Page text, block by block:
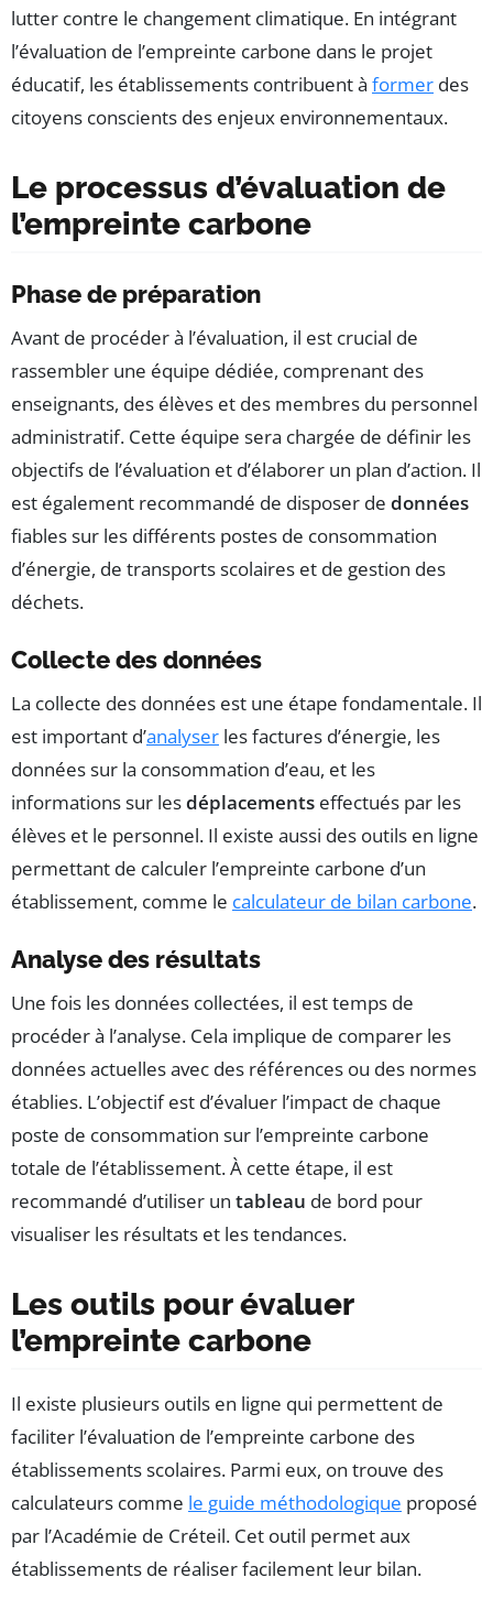
lutter contre le changement climatique. En intégrant
l’évaluation de l’empreinte carbone dans le projet
éducatif, les établissements contribuent à former des
citoyens conscients des enjeux environnementaux.
Le processus d’évaluation de
l’empreinte carbone
Phase de préparation
Avant de procéder à l’évaluation, il est crucial de
rassembler une équipe dédiée, comprenant des
enseignants, des élèves et des membres du personnel
administratif. Cette équipe sera chargée de définir les
objectifs de l’évaluation et d’élaborer un plan d’action. Il
est également recommandé de disposer de données
fiables sur les différents postes de consommation
d’énergie, de transports scolaires et de gestion des
déchets.
Collecte des données
La collecte des données est une étape fondamentale. Il
est important d’analyser les factures d’énergie, les
données sur la consommation d’eau, et les
informations sur lesdéplacements effectués par les
élèves et le personnel. Il existe aussi des outils en ligne
permettant de calculer l’empreinte carbone d’un
établissement, comme le calculateur de bilan carbone.
Analyse des résultats
Une fois les données collectées, il est temps de
procéder à l’analyse. Cela implique de comparer les
données actuelles avec des références ou des normes
établies. L’objectif est d’évaluer l’impact de chaque
poste de consommation sur l’empreinte carbone
totale de l’établissement. À cette étape, il est
recommandé d’utiliser un tableau de bord pour
visualiser les résultats et les tendances.
Les outils pour évaluer
l’empreinte carbone
Il existe plusieurs outils en ligne qui permettent de
faciliter l’évaluation de l’empreinte carbone des
établissements scolaires. Parmi eux, on trouve des
calculateurs comme le guide méthodologique proposé
par l’Académie de Créteil. Cet outil permet aux
établissements de réaliser facilement leur bilan.